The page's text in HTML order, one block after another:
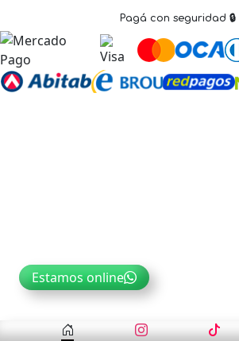
Pagá con seguridad 🔒
Estamos online
Tu carrito está
Agregá un producto y
automáticamente.